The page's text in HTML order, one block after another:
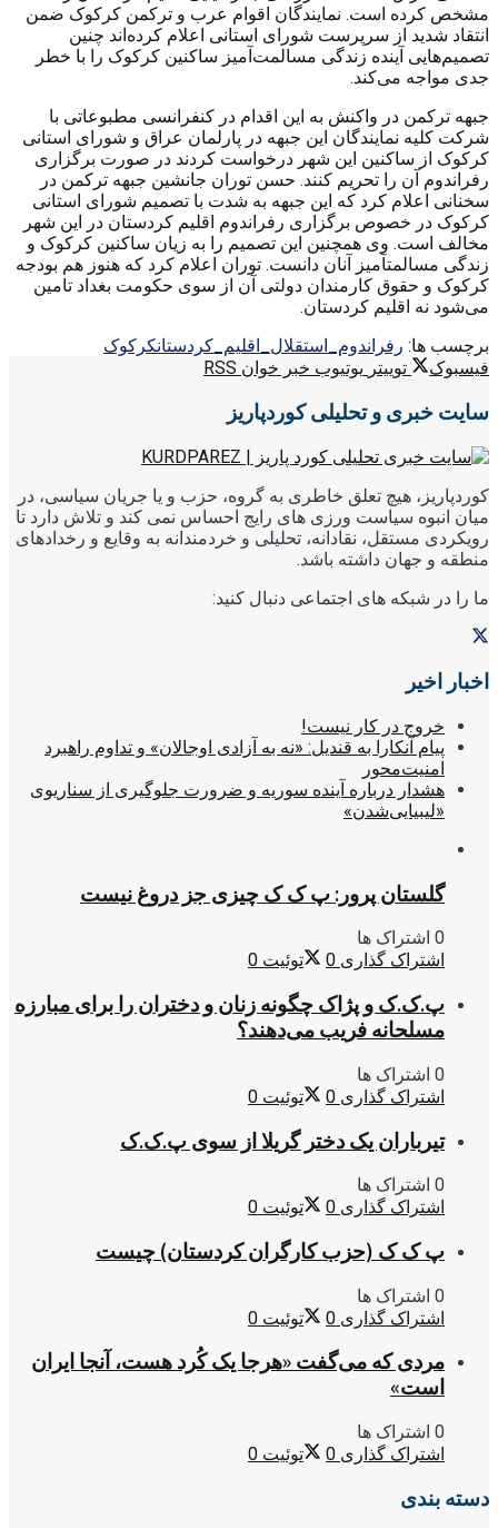
مشخص کرده است. نمایندگان اقوام عرب و ترکمن کرکوک ضمن
انتقاد شدید از سرپرست شورای استانی اعلام کرده‌اند چنین
تصمیم‌هایی آینده زندگی مسالمت‌آمیز ساکنین کرکوک را با خطر
جدی مواجه می‌کند.
جبهه ترکمن در واکنش به این اقدام در کنفرانسی مطبوعاتی با
شرکت کلیه نمایندگان این جبهه در پارلمان عراق و شورای استانی
کرکوک از ساکنین این شهر درخواست کردند در صورت برگزاری
رفراندوم آن را تحریم کنند. حسن توران جانشین جبهه ترکمن در
سخنانی اعلام کرد که این جبهه به شدت با تصمیم شورای استانی
کرکوک در خصوص برگزاری رفراندوم اقلیم کردستان در این شهر
مخالف است. وی همچنین این تصمیم را به زیان ساکنین کرکوک و
زندگی مسالمتآمیز آنان دانست. توران اعلام کرد که هنوز هم بودجه
کرکوک و حقوق کارمندان دولتی آن از سوی حکومت بغداد تامین
می‌شود نه اقلیم کردستان.
برچسب ها: رفراندوم_استقلال_اقلیم_کردستانکرکوک
فیسبوک
توییتر یوتیوب خبر خوان RSS
سایت خبری و تحلیلی کوردپاریز
کوردپاریز، هیچ تعلق خاطری به گروه، حزب و یا جریان سیاسی، در
میان انبوه سیاست ورزی های رایج احساس نمی کند و تلاش دارد تا
رویکردی مستقل، نقادانه، تحلیلی و خردمندانه به وقایع و رخدادهای
منطقه و جهان داشته باشد.
ما را در شبکه های اجتماعی دنبال کنید:
اخبار اخیر
خروج در کار نیست!
پیام آنکارا به قندیل: «نه به آزادی اوجالان» و تداوم راهبرد
امنیت‌محور
هشدار درباره آینده سوریه و ضرورت جلوگیری از سناریوی
«لیبیایی‌شدن»
گلستان پرور: پ ک ک چیزی جز دروغ نیست
0 اشتراک ها
اشتراک گذاری 0 توئیت 0
پ.ک.ک و پژاک چگونه زنان و دختران را برای مبارزه
مسلحانه فریب می‌دهند؟
0 اشتراک ها
اشتراک گذاری 0 توئیت 0
تیرباران یک دختر گریلا از سوی پ.ک.ک
0 اشتراک ها
اشتراک گذاری 0 توئیت 0
پ ک ک (حزب کارگران کردستان) چیست
0 اشتراک ها
اشتراک گذاری 0 توئیت 0
مردی که می‌گفت «هرجا یک کُرد هست، آنجا ایران
است»
0 اشتراک ها
اشتراک گذاری 0 توئیت 0
دسته بندی